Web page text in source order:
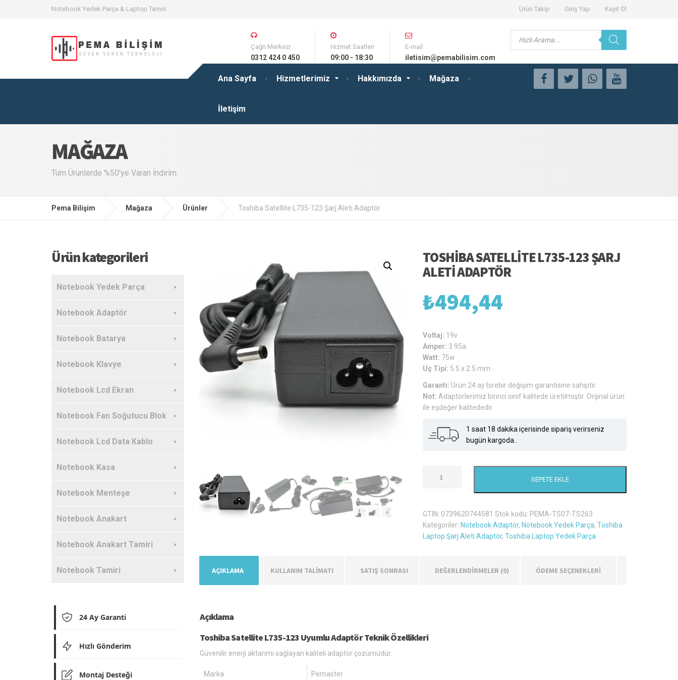
Notebook Yedek Parça & Laptop Tamiri Ürün Takip Giriş Yap Kayıt Ol
Ana Sayfa Hizmetlerimiz Hakkımızda Mağaza
İletişim
Çağrı Merkezi
0312 424 0 450
Hizmet Saatleri
09:00 - 18:30
E-mail
iletisim@pemabilisim.com
Products
search
MAĞAZA
Tüm Ürünlerde %50'ye Varan İndirim
Pema Bilişim Mağaza Ürünler Toshiba Satellite L735-123 Şarj Aleti Adaptör
TOSHIBA SATELLITE L735-123 ŞARJ
ALETI ADAPTÖR
₺494,44
Voltaj: 19v
Amper: 3.95a
Watt: 75w
Uç Tipi: 5.5 x 2.5 mm
Garanti: Ürün 24 ay birebir değişim garantisine sahiptir.
Not: Adaptörlerimiz birinci sınıf kalitede üretilmiştir. Orijinal ürün
ile eşdeğer kalitededir.
1 saat 18 dakika içerisinde sipariş verirseniz
bugün kargoda..
Satellite
Şarj
Aleti
Adaptör
SEPETE EKLE
GTIN: 0739620744581 Stok kodu: PEMA-TS07-TS263
Kategoriler: Notebook Adaptör, Notebook Yedek Parça,Toshiba
Laptop Şarj Aleti Adaptör,Toshiba Laptop Yedek Parça
AÇIKLAMA KULLANIM TALİMATI SATIŞ SONRASI DEĞERLENDIRMELER (0) ÖDEME SEÇENEKLERİ
Açıklama
Toshiba Satellite L735-123 Uyumlu Adaptör Teknik Özellikleri
Güvenilir enerji aktarımı sağlayan kaliteli adaptör çözümüdür.
Marka Pemaster
Ürün kategorileri
Notebook Yedek Parça
Notebook Adaptör
Notebook Batarya
Notebook Klavye
Notebook Lcd Ekran
Notebook Fan Soğutucu Blok
Notebook Lcd Data Kablo
Notebook Kasa
Notebook Menteşe
Notebook Anakart
Notebook Anakart Tamiri
Notebook Tamiri
24 Ay Garanti
Hızlı Gönderim
Montaj Desteği